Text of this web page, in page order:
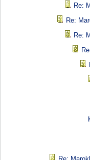
Re:
Re:
Re: